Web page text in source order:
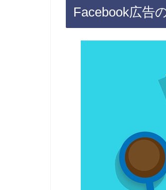
Facebook広告